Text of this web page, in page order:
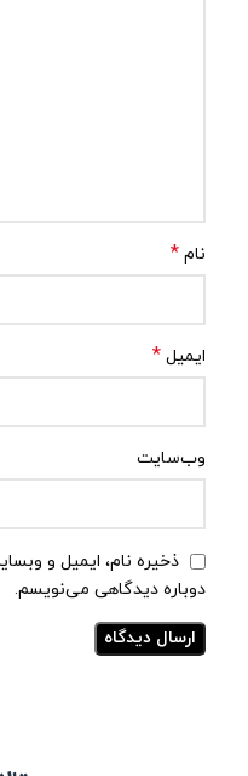
نام *
ایمیل *
وب‌سایت
ذخیره نام، ایمیل و
دوباره دیدگاهی می‌نویسم.